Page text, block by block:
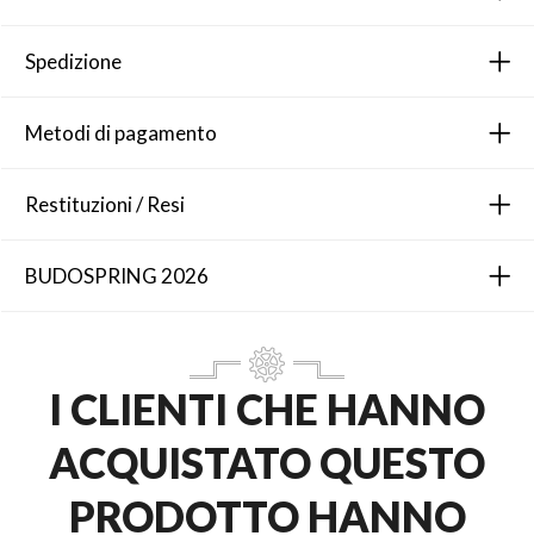
Spedizione
Metodi di pagamento
Restituzioni / Resi
BUDOSPRING 2026
I CLIENTI CHE HANNO
ACQUISTATO QUESTO
PRODOTTO HANNO